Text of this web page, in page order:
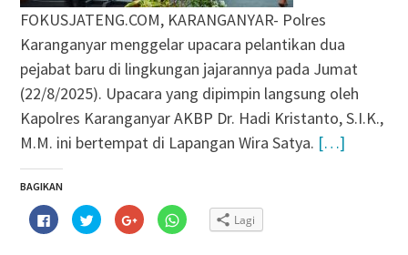
FOKUSJATENG.COM, KARANGANYAR- Polres
Karanganyar menggelar upacara pelantikan dua
pejabat baru di lingkungan jajarannya pada Jumat
(22/8/2025). Upacara yang dipimpin langsung oleh
Kapolres Karanganyar AKBP Dr. Hadi Kristanto, S.I.K.,
M.M. ini bertempat di Lapangan Wira Satya. […]
BAGIKAN
Klik
untuk
membagikan
Klik
untuk
berbagi
Klik
untuk
berbagi
Klik
untuk Lagi